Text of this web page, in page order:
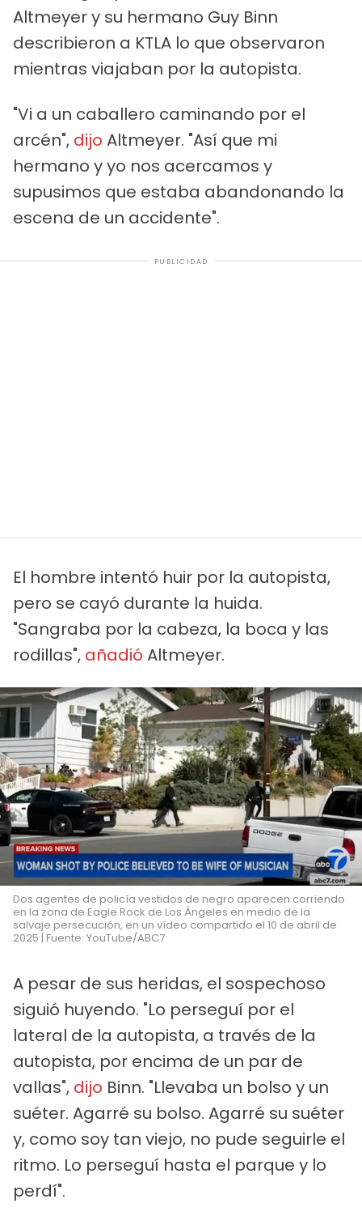
Altmeyer y su hermano Guy Binn
describieron a KTLA lo que observaron
mientras viajaban por la autopista.
"Vi a un caballero caminando por el
arcén", dijo Altmeyer. "Así que mi
hermano y yo nos acercamos y
supusimos que estaba abandonando la
escena de un accidente".
PUBLICIDAD
El hombre intentó huir por la autopista,
pero se cayó durante la huida.
"Sangraba por la cabeza, la boca y las
rodillas", añadió Altmeyer.
Dos agentes de policía vestidos de negro aparecen corriendo
en la zona de Eagle Rock de Los Ángeles en medio de la
salvaje persecución, en un vídeo compartido el 10 de abril de
2025 | Fuente: YouTube/ABC7
A pesar de sus heridas, el sospechoso
siguió huyendo. "Lo perseguí por el
lateral de la autopista, a través de la
autopista, por encima de un par de
vallas", dijo Binn. "Llevaba un bolso y un
suéter. Agarré su bolso. Agarré su suéter
y, como soy tan viejo, no pude seguirle el
ritmo. Lo perseguí hasta el parque y lo
perdí".